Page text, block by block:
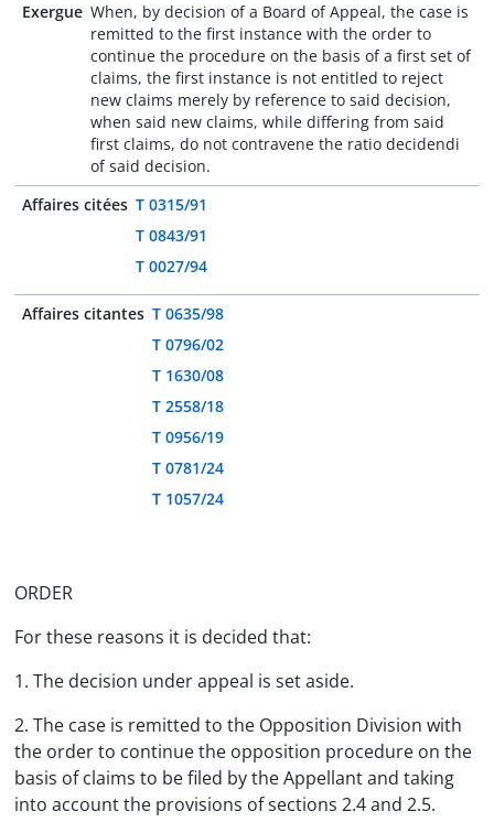
Exergue When, by decision of a Board of Appeal, the case is
remitted to the first instance with the order to
continue the procedure on the basis of a first set of
claims, the first instance is not entitled to reject
new claims merely by reference to said decision,
when said new claims, while differing from said
first claims, do not contravene the ratio decidendi
of said decision.
Affaires citées T 0315/91
T 0843/91
T 0027/94
Affaires citantes T 0635/98
T 0796/02
T 1630/08
T 2558/18
T 0956/19
T 0781/24
T 1057/24
ORDER
For these reasons it is decided that:
1. The decision under appeal is set aside.
2. The case is remitted to the Opposition Division with
the order to continue the opposition procedure on the
basis of claims to be filed by the Appellant and taking
into account the provisions of sections 2.4 and 2.5.